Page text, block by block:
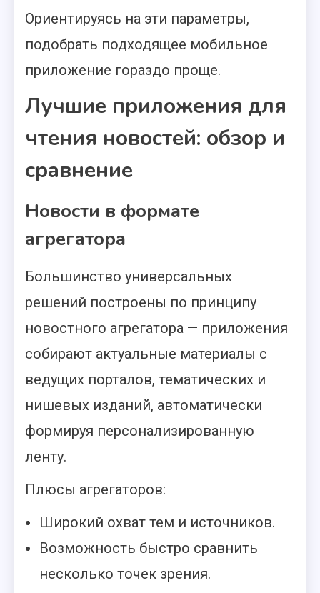
Ориентируясь на эти параметры,
подобрать подходящее мобильное
приложение гораздо проще.
Лучшие приложения для
чтения новостей: обзор и
сравнение
Новости в формате
агрегатора
Большинство универсальных
решений построены по принципу
новостного агрегатора — приложения
собирают актуальные материалы с
ведущих порталов, тематических и
нишевых изданий, автоматически
формируя персонализированную
ленту.
Плюсы агрегаторов:
Широкий охват тем и источников.
Возможность быстро сравнить
несколько точек зрения.